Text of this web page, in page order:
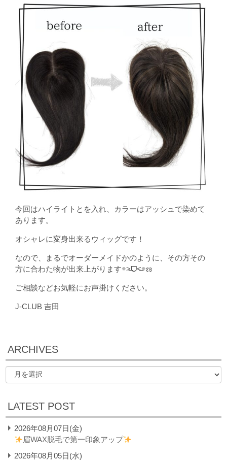
今回はハイライトとを入れ、カラーはアッシュで染めて
あります。
オシャレに変身出来るウィッグです！
なので、まるでオーダーメイドかのように、その方その
方に合わた物が出来上がります⌯˃̶ᗜ˂̶⌯ಣ
ご相談などお気軽にお声掛けください。
J-CLUB 吉田
ARCHIVES
LATEST POST
2026年08月07日(金)
眉WAX脱毛で第一印象アップ
2026年08月05日(水)